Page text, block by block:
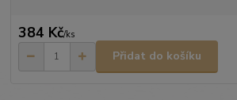
384 Kč/ks
Přidat do košíku